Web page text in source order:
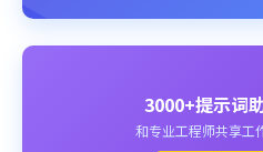
3000+提示词
和专业工程师共享工